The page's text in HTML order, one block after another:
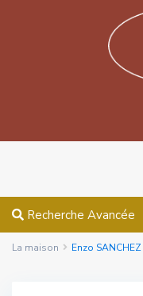
Recherche Avancée
La maison Enzo SANCHEZ